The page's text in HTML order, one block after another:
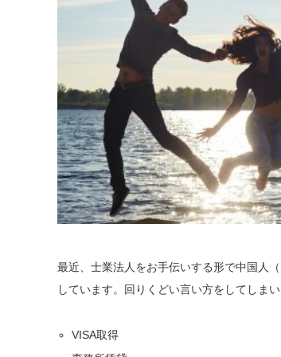
最近、士業法人をお手伝いする形で中国人
しています。回りくどい言い方をしてしまい
VISA取得